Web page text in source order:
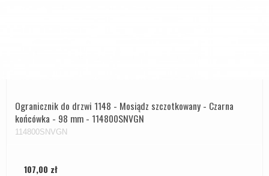
Ogranicznik do drzwi 1148 - Mosiądz szczotkowany - Czarna
końcówka - 98 mm - 114800SNVGN
114800SNVGN
107,00 zł